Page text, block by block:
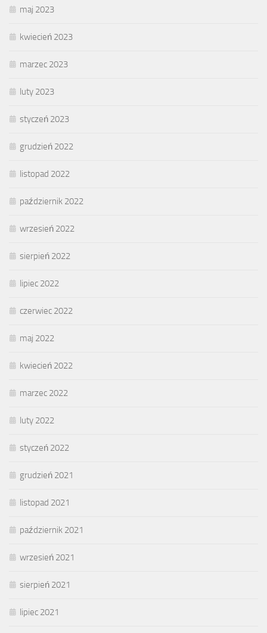
maj 2023
kwiecień 2023
marzec 2023
luty 2023
styczeń 2023
grudzień 2022
listopad 2022
październik 2022
wrzesień 2022
sierpień 2022
lipiec 2022
czerwiec 2022
maj 2022
kwiecień 2022
marzec 2022
luty 2022
styczeń 2022
grudzień 2021
listopad 2021
październik 2021
wrzesień 2021
sierpień 2021
lipiec 2021